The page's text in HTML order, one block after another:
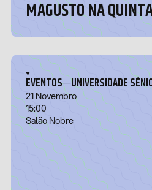
MAGUSTO NA
EVENTOS—UNIVERSIDADE
21 Novembro
15:00
Salão Nobre